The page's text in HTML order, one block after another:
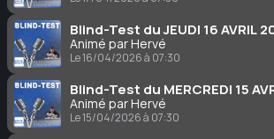
Blind-Test du JEUDI 16 AVRIL
Animé par Hervé
Le 16/04/2026 à 07:30
Blind-Test du MERCREDI 15
Animé par Hervé
Le 15/04/2026 à 07:30